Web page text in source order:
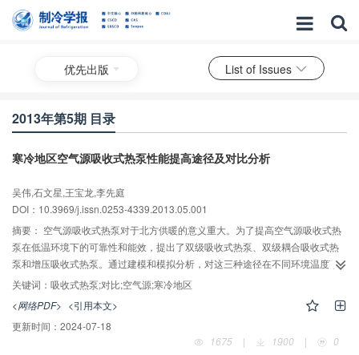
优先出版 List of Issues
2013年第5期 目录
寒冷地区空气源吸收式热泵性能提高途径及对比分析
吴伟,石文星,王宝龙,李先庭
DOI：10.3969/j.issn.0253-4339.2013.05.001
摘要： 空气源吸收式热泵对于北方供暖的意义重大。为了提高空气源吸收式热
泵在低温环境下的可靠性和能效，提出了双级吸收式热泵、双级耦合吸收式热
泵和增压吸收式热泵。通过建模和模拟分析，对这三种途径在不同环境温度下
的性能进行了对比分析。若采用风机盘管末端，当采暖期内气温低于-25℃的时
间很少时，双级耦合热泵的性能最好；否则可以考虑采用双级空气源吸收式热
泵。室外设计温度为-15℃和-30℃时，空气源吸收式热泵的一次能源效率分别
比燃煤锅炉高28%和19%。若采用地板辐射末端，则增压吸收式热泵的能效最
高，室外设计温度为-15℃和-30℃时，一次能源效率可达0.953和0.874，分别
关键词： 吸收式热泵;对比;空气源;寒冷地区
<网络PDF> <引用本文>
更新时间： 2024-07-18
1675
| 1900 | 0